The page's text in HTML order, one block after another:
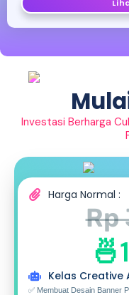
Investasi Berharga
Harga Normal :
Rp
Kelas Creative
✅ Membuat Desain Banner